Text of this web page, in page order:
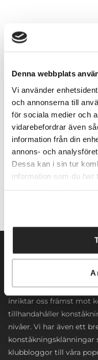
Denna webbplats
Vi använder
och annonserna till
för sociala medier och
vidarebefordrar även
information från din
annons- och
Dessa kan i sin tur
information som du har
Lägg till
Norrköpings Skateshop
inriktar oss främst mot
tillhandahåller
nivåer. Vi har även ett
konståkningsklänningar
klubbloggor till våra